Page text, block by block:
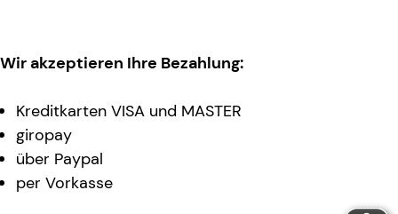
Wir akzeptieren Ihre Bezahlung:
Kreditkarten VISA und MASTER
giropay
über Paypal
per Vorkasse